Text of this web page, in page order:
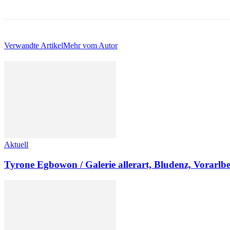
Verwandte ArtikelMehr vom Autor
Aktuell
Tyrone Egbowon / Galerie allerart, Bludenz,